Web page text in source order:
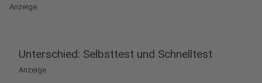
Anzeige
Unterschied: Selbsttest und Schnelltest
Anzeige